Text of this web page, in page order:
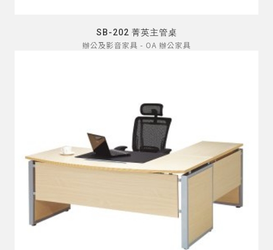
SB-202 菁英主管桌
辦公及影音家具 - OA 辦公家具